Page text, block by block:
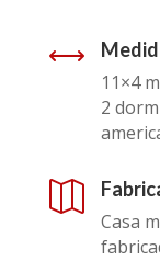
,
11×4 m
2

Casa